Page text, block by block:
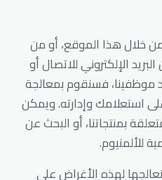
خلال هذا الموقع، أو من
الإلكتروني للاتصال أو
موظفينا، فسنقوم بمعالجة
استعلامك وإدارته. ويمكن
بمنتجاتنا، أو البحث عن
للألمنيوم.
لهذه الأغراض على